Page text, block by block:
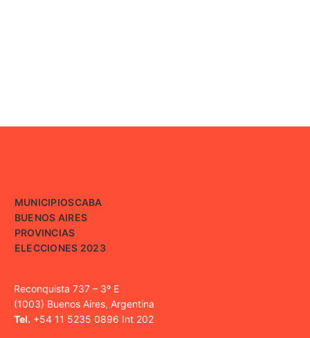
MUNICIPIOSCABA
BUENOS AIRES
PROVINCIAS
ELECCIONES 2023
Reconquista 737 – 3º E
(1003) Buenos Aires, Argentina
Tel. +54 11 5235 0896 Int 202